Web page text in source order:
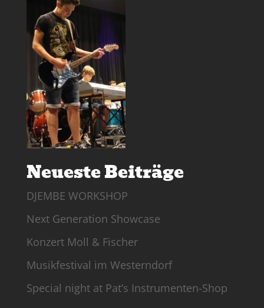
Neueste Beiträge
DJEMBE WORKSHOP
Next Generation Showcase
Konzert Moll & Fischer
Musikfestival im Westerndorf
Special night at Pat’s Instrumenten-Shop